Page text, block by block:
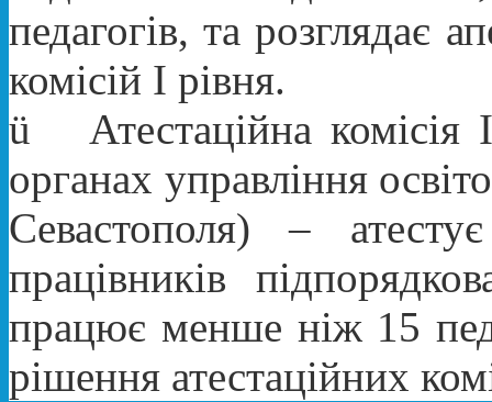
педагогів, та розглядає
комісій I рівня.
ü
Атестаційна
органах управління
Севастополя) –
працівників
працює менше ніж 15
рішення атестаційних